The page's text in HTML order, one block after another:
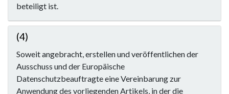
beteiligt ist.
(4)
Soweit angebracht, erstellen und veröffentlichen der
Ausschuss und der Europäische
Datenschutzbeauftragte eine Vereinbarung zur
Anwendung des vorliegenden Artikels, in der die